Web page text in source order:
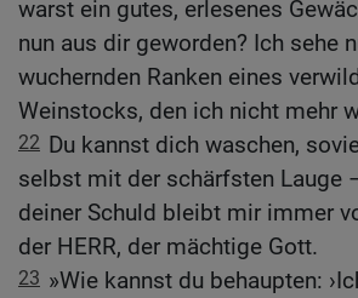
warst ein gutes, erlesenes
nun aus dir geworden? Ich sehe
wuchernden Ranken eines
Weinstocks, den ich nicht mehr
22 Du kannst dich waschen,
selbst mit der schärfsten Lauge
deiner Schuld bleibt mir immer
der HERR, der mächtige Gott.
23 »Wie kannst du behaupten: